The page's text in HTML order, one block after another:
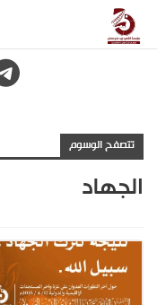
تتصفح الوسوم
الجهاد